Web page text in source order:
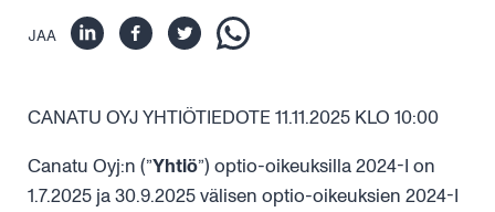
JAA
CANATU OYJ YHTIÖTIEDOTE 11.11.2025 KLO 10:00
Canatu Oyj:n (”Yhtiö”) optio-oikeuksilla 2024-I on
1.7.2025 ja 30.9.2025 välisen optio-oikeuksien 2024-I